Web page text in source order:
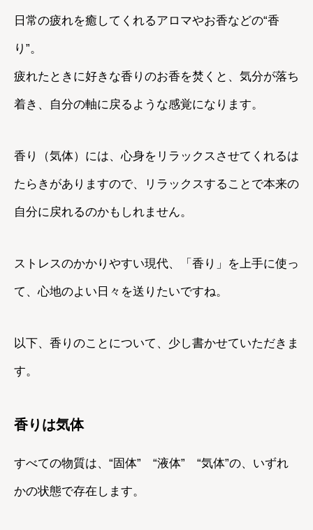
日常の疲れを癒してくれるアロマやお香などの“香
り”。
疲れたときに好きな香りのお香を焚くと、気分が落ち
着き、自分の軸に戻るような感覚になります。
香り（気体）には、心身をリラックスさせてくれるは
たらきがありますので、リラックスすることで本来の
自分に戻れるのかもしれません。
ストレスのかかりやすい現代、「香り」を上手に使っ
て、心地のよい日々を送りたいですね。
以下、香りのことについて、少し書かせていただきま
す。
香りは気体
すべての物質は、“固体” “液体” “気体”の、いずれ
かの状態で存在します。